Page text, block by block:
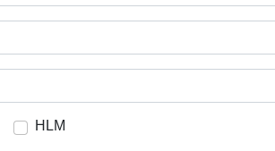
HLM